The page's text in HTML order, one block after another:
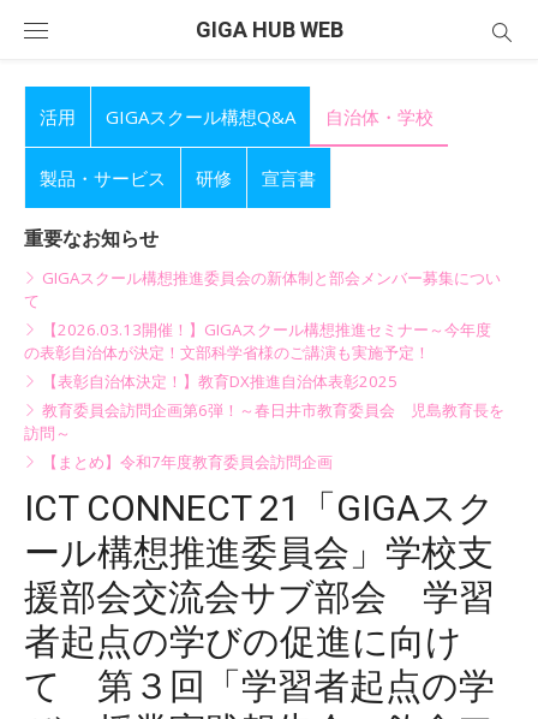
GIGA HUB WEB
活用 GIGAスクール構想Q&A 自治体・学校
製品・サービス 研修 宣言書
重要なお知らせ
GIGAスクール構想推進委員会の新体制と部会メンバー募集につい
て
【2026.03.13開催！】GIGAスクール構想推進セミナー～今年度
の表彰自治体が決定！文部科学省様のご講演も実施予定！
【表彰自治体決定！】教育DX推進自治体表彰2025
教育委員会訪問企画第6弾！～春日井市教育委員会 児島教育長を
訪問～
【まとめ】令和7年度教育委員会訪問企画
ICT CONNECT 21「GIGAスク
ール構想推進委員会」学校支
援部会交流会サブ部会 学習
者起点の学びの促進に向け
て 第３回「学習者起点の学